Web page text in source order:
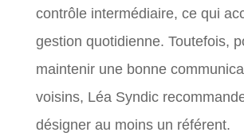
contrôle intermédiaire, ce qui
gestion quotidienne. Toutefois,
maintenir une bonne
voisins, Léa Syndic
désigner au moins un référent.